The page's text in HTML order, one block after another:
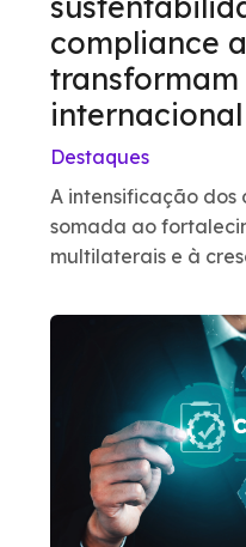
compliance
internacional
Destaques
A intensificação dos
somada ao
multilaterais e à